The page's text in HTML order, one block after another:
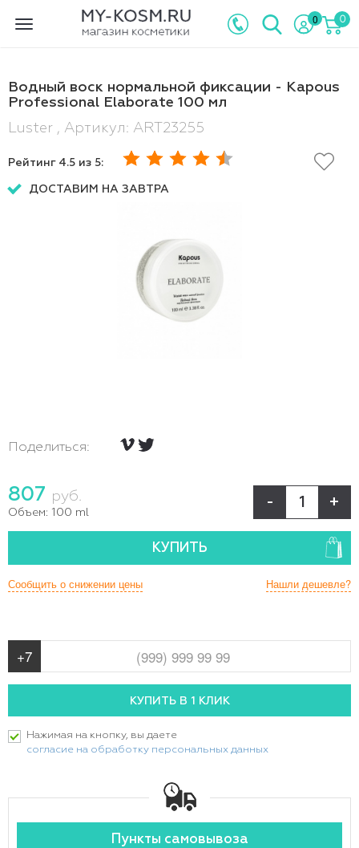
Toggle
0 0
Водный воск нормальной фиксации - Kapous
Professional Elaborate 100 мл
Luster , Артикул: ART23255
Рейтинг 4.5 из 5:
ДОСТАВИМ НА ЗАВТРА
Поделиться:
807 руб.
Объем: 100 ml
- +
КУПИТЬ
Нашли дешевле?
Сообщить о снижении цены
Нажимая на кнопку, вы даете
согласие на обработку персональных данных
Пункты самовывоза